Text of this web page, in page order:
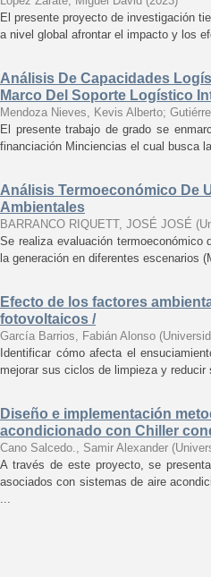
El presente proyecto de investigación
a nivel global afrontar el impacto y los
Análisis De Capacidades
Marco Del Soporte Logístico
Mendoza Nieves, Kevis Alberto;
El presente trabajo de grado se
financiación Minciencias el cual busca
Análisis Termoeconómico De
Ambientales
BARRANCO RIQUETT, JOSÉ JOSÉ (
Se realiza evaluación
la generación en diferentes escenarios
Efecto de los factores
fotovoltaicos /
García Barrios, Fabián Alonso (
Identificar cómo afecta el
mejorar sus ciclos de limpieza y
Diseño e implementación
acondicionado con Chiller
Cano Salcedo., Samir Alexander (
A través de este proyecto, se
asociados con sistemas de aire
...